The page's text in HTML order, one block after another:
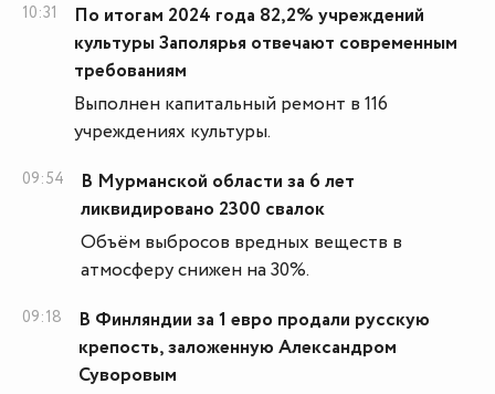
10:31
По итогам 2024 года 82,2% учреждений
культуры Заполярья отвечают современным
требованиям
Выполнен капитальный ремонт в 116
учреждениях культуры.
09:54
В Мурманской области за 6 лет
ликвидировано 2300 свалок
Объём выбросов вредных веществ в
атмосферу снижен на 30%.
09:18
В Финляндии за 1 евро продали русскую
крепость, заложенную Александром
Суворовым